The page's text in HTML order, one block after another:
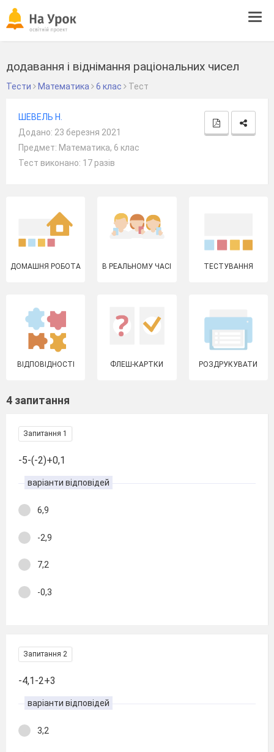
додавання і віднімання раціональних чисел
Тести Математика 6 клас Тест
ШЕВЕЛЬ Н.
Додано: 23 березня 2021
Предмет: Математика, 6 клас
Тест виконано: 17 разів
ДОМАШНЯ РОБОТА В РЕАЛЬНОМУ ЧАСІ ТЕСТУВАННЯ
ВІДПОВІДНОСТІ ФЛЕШ-КАРТКИ РОЗДРУКУВАТИ
4 запитання
Запитання 1
-5-(-2)+0,1
варіанти відповідей
6,9
-2,9
7,2
-0,3
Запитання 2
-4,1-2+3
варіанти відповідей
3,2